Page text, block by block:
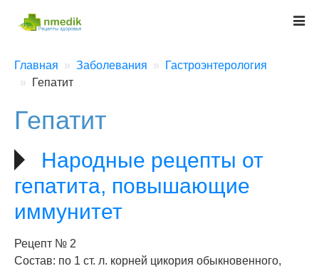
Главная Заболевания
Гастроэнтерология
Гепатит
Гепатит
Народные рецепты от
гепатита, повышающие
иммунитет
Рецепт № 2
Состав: по 1 ст. л. корней цикория обыкновенного,